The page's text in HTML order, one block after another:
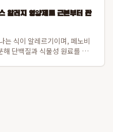
알러지 영양제로 근본부터 관
는 식이 알레르기이며, 페노비
단백질과 식물성 원료를 사